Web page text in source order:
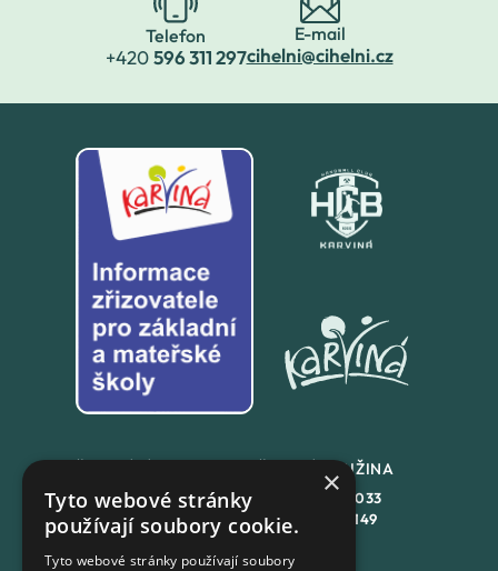
Telefon
+420596 311 297
E-mail
cihelni@cihelni.cz
+420558 846 032
+420702 167 150
ŠKOLNÍ DRUŽINA
558 846 033
+420
702 167 149
×
Tyto webové stránky
používají soubory cookie.
Tyto webové stránky používají soubory